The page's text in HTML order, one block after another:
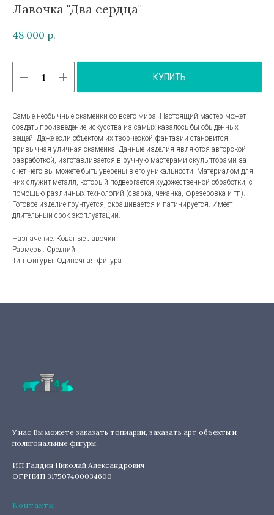
Лавочка "Два сердца"
48 000 р.
КУПИТЬ
Самые необычные скамейки со всего мира. Настоящий мастер может
создать произведение искусства из самых казалось-бы обыденных
вещей. Даже если объектом их творческой фантазии становится
привычная уличная скамейка. Данные изделия являются авторской
разработкой, изготавливается в ручную мастерами-скульпторами за
счет чего вы можете быть уверены в его уникальности. Материалом для
них служит металл, который подвергается художественной обработки, с
помощью различных технологий (сварка, чеканка, фрезеровка и тп).
Готовое изделие грунтуется, окрашивается и патинируется. Имеет
длительный срок эксплуатации.
Назначение: Кованые лавочки
Размеры: Средний
Тип фигуры: Одиночная фигура
У нас Вы можете заказать топиарии, заказать арт объекты и
полигональные фигуры.
ИП Галдин Николай Александрович
ОГРНИП 317507400034600
Контакты